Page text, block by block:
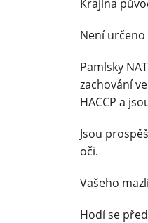
Krajina
Není
Pamlsky
zachování
HACCP a
Jsou
oči.
Vašeho
Hodí se